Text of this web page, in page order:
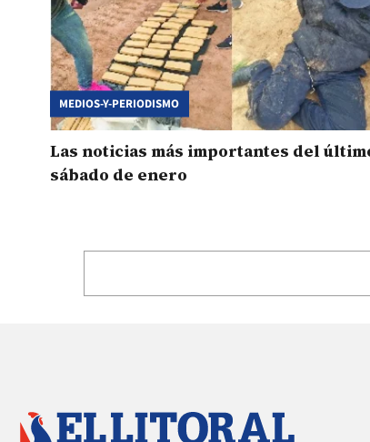
MEDIOS-Y-PERIODISMO
Las noticias más importantes del
sábado de enero